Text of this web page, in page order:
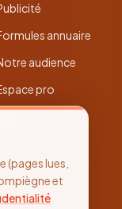
annuaire
audience
pro
lues,
et